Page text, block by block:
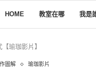
HOME 教室在哪 我是
瑜珈影片】
圖解 瑜珈影片